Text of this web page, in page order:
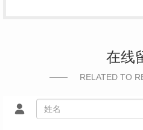
在线
RELATED TO